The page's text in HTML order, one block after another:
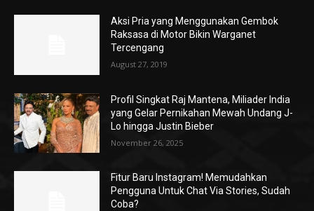
Aksi Pria yang Menggunakan Gembok
Raksasa di Motor Bikin Warganet
Tercengang
August 27, 2019
Profil Singkat Raj Mantena, Miliader India
yang Gelar Pernikahan Mewah Undang J-
Lo hingga Justin Bieber
November 26, 2025
Fitur Baru Instagram! Memudahkan
Pengguna Untuk Chat Via Stories, Sudah
Coba?